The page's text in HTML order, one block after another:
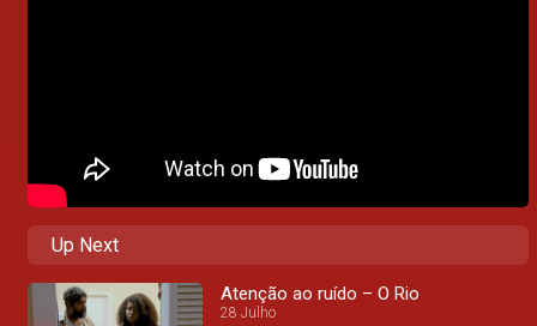
Up Next
Atenção ao ruído – O Rio
28 Julho